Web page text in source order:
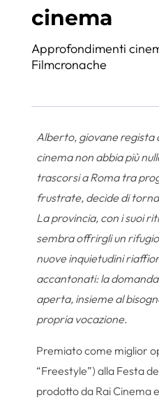
cinema
Approfondimenti
Filmcronache
Alberto, giovane regista
cinema non abbia più
trascorsi a Roma tra
frustrate, decide di
La provincia, con i suoi
sembra offrirgli un
nuove inquietudini
accantonati: la
aperta, insieme al
propria vocazione.
Premiato come miglior
“Freestyle”) alla Festa
prodotto da Rai Cinema